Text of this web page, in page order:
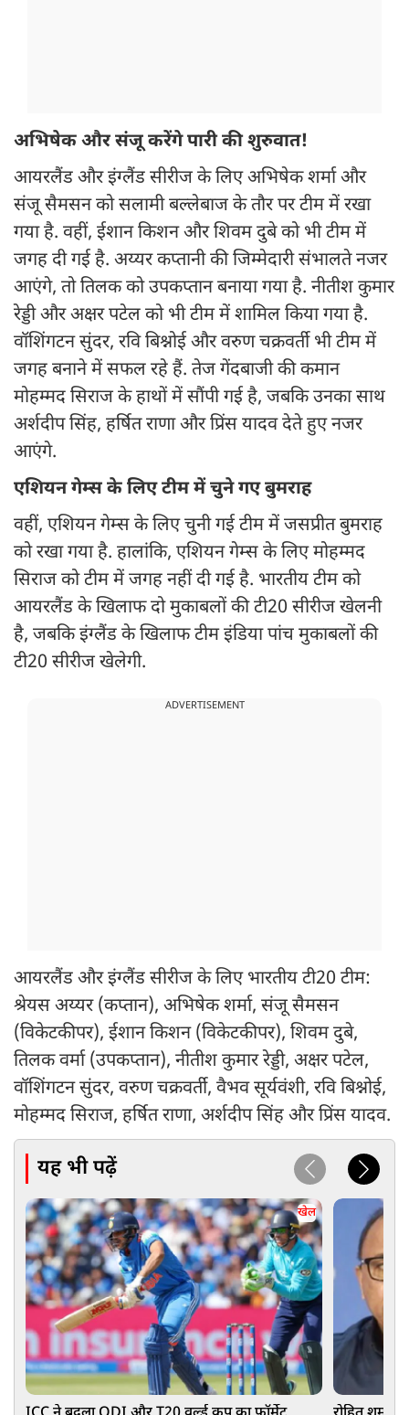
अभिषेक और संजू करेंगे पारी की शुरुवात!
आयरलैंड और इंग्लैंड सीरीज के लिए अभिषेक शर्मा और
संजू सैमसन को सलामी बल्लेबाज के तौर पर टीम में रखा
गया है. वहीं, ईशान किशन और शिवम दुबे को भी टीम में
जगह दी गई है. अय्यर कप्तानी की जिम्मेदारी संभालते नजर
आएंगे, तो तिलक को उपकप्तान बनाया गया है. नीतीश कुमार
रेड्डी और अक्षर पटेल को भी टीम में शामिल किया गया है.
वॉशिंगटन सुंदर, रवि बिश्नोई और वरुण चक्रवर्ती भी टीम में
जगह बनाने में सफल रहे हैं. तेज गेंदबाजी की कमान
मोहम्मद सिराज के हाथों में सौंपी गई है, जबकि उनका साथ
अर्शदीप सिंह, हर्षित राणा और प्रिंस यादव देते हुए नजर
आएंगे.
एशियन गेम्स के लिए टीम में चुने गए बुमराह
वहीं, एशियन गेम्स के लिए चुनी गई टीम में जसप्रीत बुमराह
को रखा गया है. हालांकि, एशियन गेम्स के लिए मोहम्मद
सिराज को टीम में जगह नहीं दी गई है. भारतीय टीम को
आयरलैंड के खिलाफ दो मुकाबलों की टी20 सीरीज खेलनी
है, जबकि इंग्लैंड के खिलाफ टीम इंडिया पांच मुकाबलों की
टी20 सीरीज खेलेगी.
ADVERTISEMENT
आयरलैंड और इंग्लैंड सीरीज के लिए भारतीय टी20 टीम:
श्रेयस अय्यर (कप्तान), अभिषेक शर्मा, संजू सैमसन
(विकेटकीपर), ईशान किशन (विकेटकीपर), शिवम दुबे,
तिलक वर्मा (उपकप्तान), नीतीश कुमार रेड्डी, अक्षर पटेल,
वॉशिंगटन सुंदर, वरुण चक्रवर्ती, वैभव सूर्यवंशी, रवि बिश्नोई,
मोहम्मद सिराज, हर्षित राणा, अर्शदीप सिंह और प्रिंस यादव.
यह भी पढ़ें
खेल